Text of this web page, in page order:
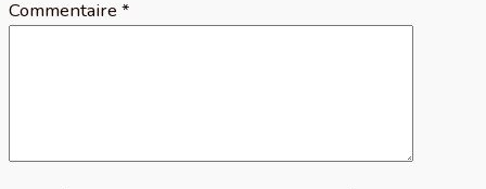
Commentaire *